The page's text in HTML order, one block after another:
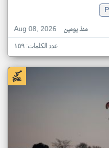
Aug 08, 2026
منذ يومين
عدد الكلمات: ١٥٩